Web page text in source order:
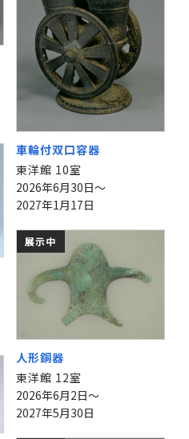
車輪付双口容器
東洋館 10室
2026年6月30日～
2027年1月17日
展示中
人形銅器
東洋館 12室
2026年6月2日～
2027年5月30日